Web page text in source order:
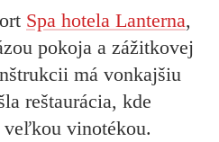
Spa hotela Lanterna,
pokoja a zážitkovej
má vonkajšiu
reštaurácia, kde
vinotékou.